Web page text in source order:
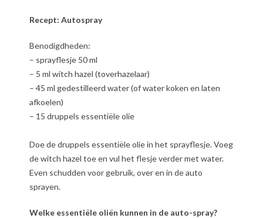
Recept: Autospray
Benodigdheden:
– sprayflesje 50 ml
– 5 ml witch hazel (toverhazelaar)
– 45 ml gedestilleerd water (of water koken en laten
afkoelen)
– 15 druppels essentiële olie
Doe de druppels essentiële olie in het sprayflesje. Voeg
de witch hazel toe en vul het flesje verder met water.
Even schudden voor gebruik, over en in de auto
sprayen.
Welke essentiële oliën kunnen in de auto-spray?